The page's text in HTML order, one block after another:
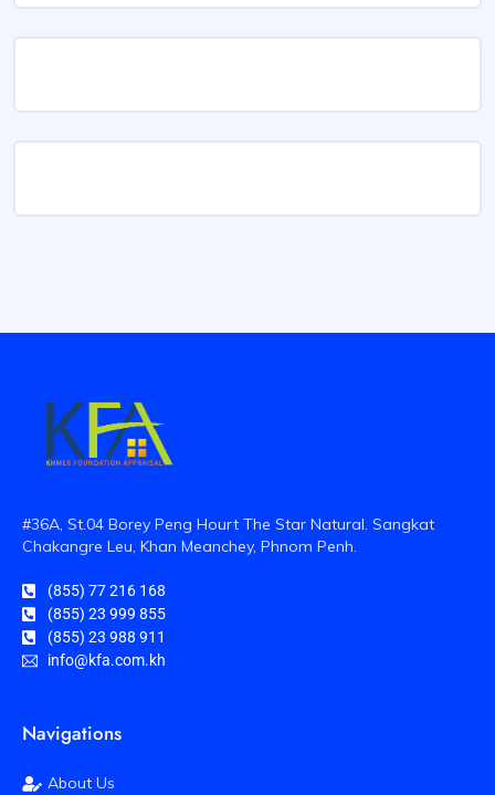
#36A, St.04 Borey Peng Hourt The Star Natural. Sangkat
Chakangre Leu, Khan Meanchey, Phnom Penh.
(855) 77 216 168
(855) 23 999 855
(855) 23 988 911
info@kfa.com.kh
Navigations
About Us